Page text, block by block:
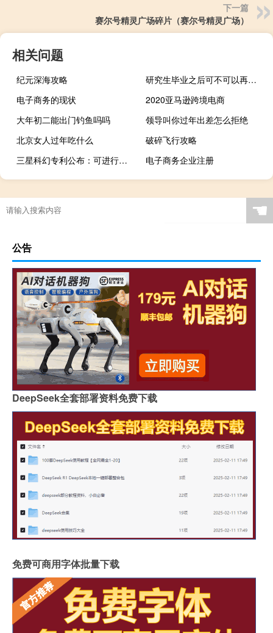
下一篇
赛尔号精灵广场碎片（赛尔号精灵广场）
相关问题
纪元深海攻略
研究生毕业之后可不可以再次考研
电子商务的现状
2020亚马逊跨境电商
大年初二能出门钓鱼吗吗
领导叫你过年出差怎么拒绝
北京女人过年吃什么
破碎飞行攻略
三星科幻专利公布：可进行空中投影图像显示
电子商务企业注册
☚
公告
DeepSeek全套部署资料免费下载
免费可商用字体批量下载